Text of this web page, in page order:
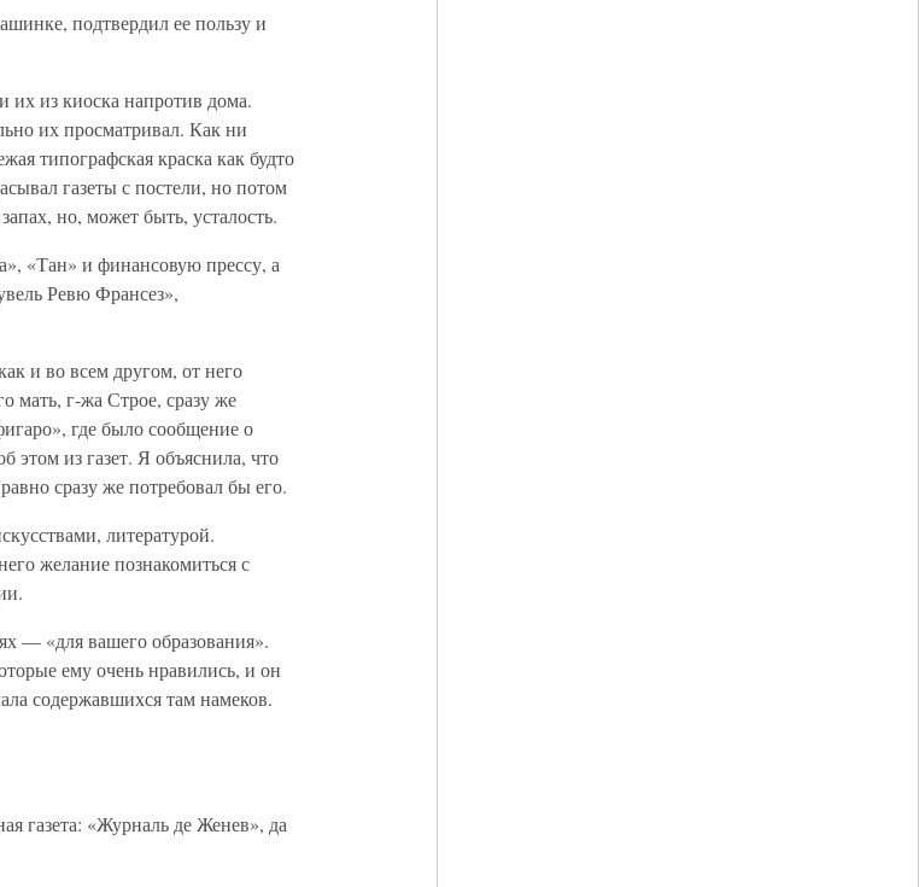
подтвердил ее пользу и
из киоска на­против дома.
их про­сматривал. Как ни
типографская краска как будто
газеты с постели, но потом
но, может быть, усталость.
«Тан» и финан­совую прессу, а
Ревю Франсез»,
и во всем другом, от него
мать, г-жа Строе, сразу же
где было сообщение о
этом из газет. Я объяснила, что
сразу же потребовал бы его.
лите­ратурой.
желание познакомиться с
— «для вашего образования».
ему очень нравились, и он
содержавшихся там намеков.
газета: «Журналь де Женев», да